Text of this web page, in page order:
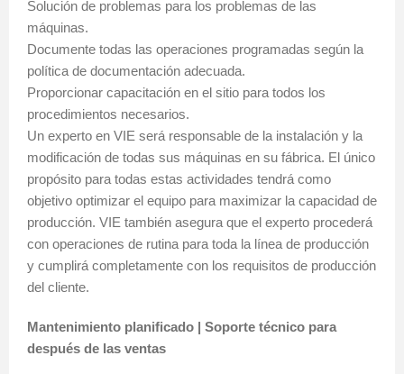
Solución de problemas para los problemas de las
máquinas.
Documente todas las operaciones programadas según la
política de documentación adecuada.
Proporcionar capacitación en el sitio para todos los
procedimientos necesarios.
Un experto en VIE será responsable de la instalación y la
modificación de todas sus máquinas en su fábrica. El único
propósito para todas estas actividades tendrá como
objetivo optimizar el equipo para maximizar la capacidad de
producción. VIE también asegura que el experto procederá
con operaciones de rutina para toda la línea de producción
y cumplirá completamente con los requisitos de producción
del cliente.
Mantenimiento planificado | Soporte técnico para
después de las ventas